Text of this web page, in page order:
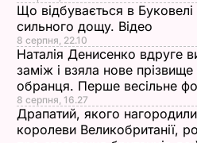
Що відбувається в Буковелі
сильного дощу. Відео
8 серпня, 22.10
Наталія Денисенко вдруге
заміж і взяла нове прізвище
обранця. Перше весільне
8 серпня, 16.27
Драпатий, якого
королеви Великобританії,